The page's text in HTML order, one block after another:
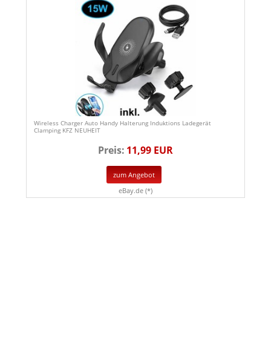
Wireless Charger Auto Handy Halterung Induktions Ladegerät
Clamping KFZ NEUHEIT
Preis: 11,99 EUR
zum Angebot
eBay.de (*)